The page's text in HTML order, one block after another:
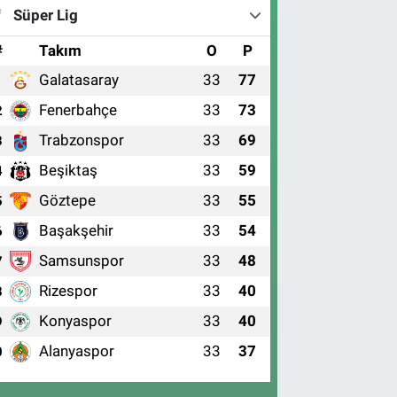
Süper Lig
Takım O P
Galatasaray 33 77
Fenerbahçe 33 73
Trabzonspor 33 69
Beşiktaş 33 59
Göztepe 33 55
Başakşehir 33 54
Samsunspor 33 48
Rizespor 33 40
Konyaspor 33 40
Alanyaspor 33 37